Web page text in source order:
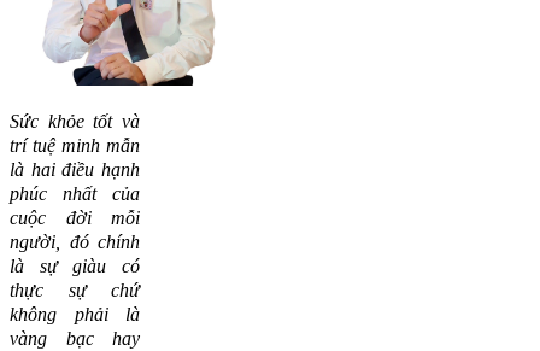
Sức khỏe tốt và
trí tuệ minh mẫn
là hai điều hạnh
phúc nhất của
cuộc đời mỗi
người, đó chính
là sự giàu có
thực sự chứ
không phải là
vàng bạc hay